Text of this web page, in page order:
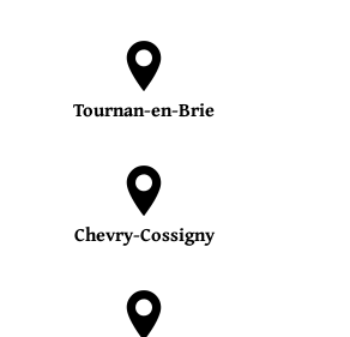
Tournan-en-Brie
Chevry-Cossigny